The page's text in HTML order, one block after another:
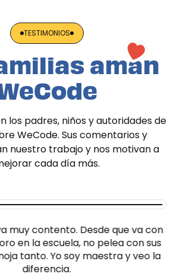
TESTIMONIOS
aman
los padres, niños y autoridades de
WeCode. Sus comentarios y
nuestro trabajo y nos motivan a
cada día más.
muy contento. Desde que va con
en la escuela, no pelea con sus
tanto. Yo soy maestra y veo la
diferencia.